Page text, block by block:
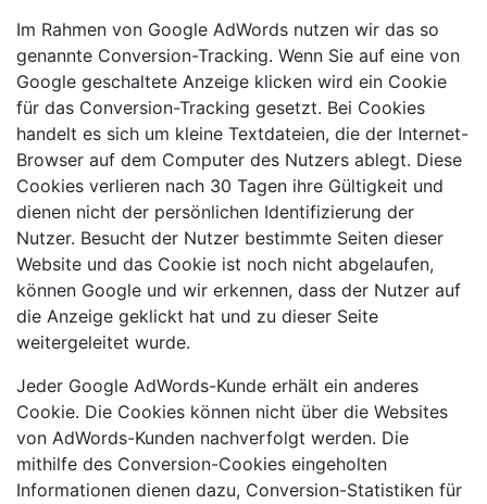
Im Rahmen von Google AdWords nutzen wir das so
genannte Conversion-Tracking. Wenn Sie auf eine von
Google geschaltete Anzeige klicken wird ein Cookie
für das Conversion-Tracking gesetzt. Bei Cookies
handelt es sich um kleine Textdateien, die der Internet-
Browser auf dem Computer des Nutzers ablegt. Diese
Cookies verlieren nach 30 Tagen ihre Gültigkeit und
dienen nicht der persönlichen Identifizierung der
Nutzer. Besucht der Nutzer bestimmte Seiten dieser
Website und das Cookie ist noch nicht abgelaufen,
können Google und wir erkennen, dass der Nutzer auf
die Anzeige geklickt hat und zu dieser Seite
weitergeleitet wurde.
Jeder Google AdWords-Kunde erhält ein anderes
Cookie. Die Cookies können nicht über die Websites
von AdWords-Kunden nachverfolgt werden. Die
mithilfe des Conversion-Cookies eingeholten
Informationen dienen dazu, Conversion-Statistiken für